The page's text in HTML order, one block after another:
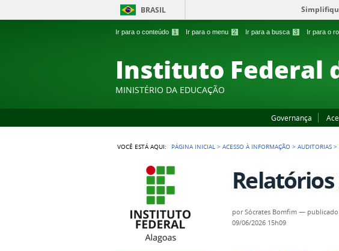
Ir para o conteúdo 1 Ir para o menu 2 Ir para a busca 3 Ir para o
BRASIL
Instituto Federal
MINISTÉRIO DA EDUCAÇÃO
Governança
VOCÊ ESTÁ AQUI: PÁGINA INICIAL >ACESSO À INFORMAÇÃO >AUDITORIAS >
Relatórios
porSócrates Bomfim — publicado
09/06/2026 15h09